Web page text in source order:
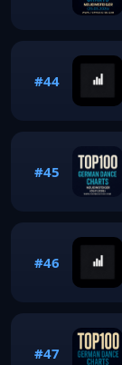
#44
#45
#46
#47